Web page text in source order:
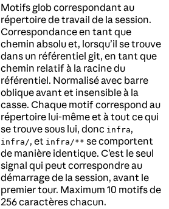
Motifs glob correspondant au
répertoire de travail de la session.
Correspondance en tant que
chemin absolu et, lorsqu’il se trouve
dans un référentiel git, en tant que
chemin relatif à la racine du
référentiel. Normalisé avec barre
oblique avant et insensible à la
casse. Chaque motif correspond au
répertoire lui-même et à tout ce qui
se trouve sous lui, donc infra,
infra/, et infra/** se comportent
de manière identique. C’est le seul
signal qui peut correspondre au
démarrage de la session, avant le
premier tour. Maximum 10 motifs de
256 caractères chacun.